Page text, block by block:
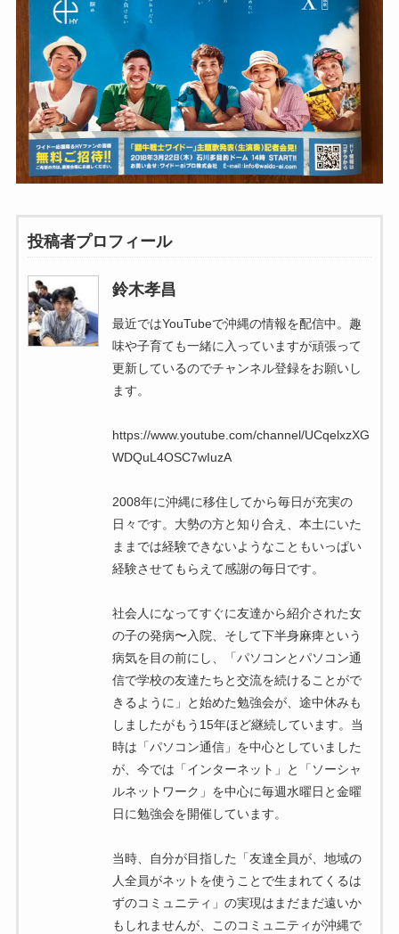
投稿者プロフィール
鈴木孝昌
最近ではYouTubeで沖縄の情報を配信中。趣
味や子育ても一緒に入っていますが頑張って
更新しているのでチャンネル登録をお願いし
ます。
https://www.youtube.com/channel/UCqelxzXG
WDQuL4OSC7wIuzA
2008年に沖縄に移住してから毎日が充実の
日々です。大勢の方と知り合え、本土にいた
ままでは経験できないようなこともいっぱい
経験させてもらえて感謝の毎日です。
社会人になってすぐに友達から紹介された女
の子の発病〜入院、そして下半身麻痺という
病気を目の前にし、「パソコンとパソコン通
信で学校の友達たちと交流を続けることがで
きるように」と始めた勉強会が、途中休みも
しましたがもう15年ほど継続しています。当
時は「パソコン通信」を中心としていました
が、今では「インターネット」と「ソーシャ
ルネットワーク」を中心に毎週水曜日と金曜
日に勉強会を開催しています。
当時、自分が目指した「友達全員が、地域の
人全員がネットを使うことで生まれてくるは
ずのコミュニティ」の実現はまだまだ遠いか
もしれませんが、このコミュニティが沖縄で